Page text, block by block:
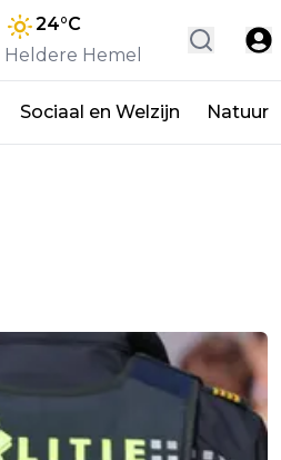
24°C
Heldere Hemel
Sociaal en Welzijn Natuur